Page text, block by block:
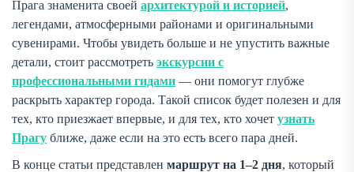
Прага знаменита своей архитектурой и историей,
легендами, атмосферными районами и оригинальными
сувенирами. Чтобы увидеть больше и не упустить важные
детали, стоит рассмотреть экскурсии с
профессиональными гидами — они помогут глубже
раскрыть характер города. Такой список будет полезен и для
тех, кто приезжает впервые, и для тех, кто хочет узнать
Прагу ближе, даже если на это есть всего пара дней.
В конце статьи представлен маршрут на 1–2 дня, который